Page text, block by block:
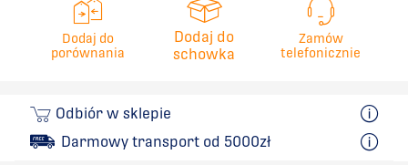
Dodaj do
porównania
Dodaj do
schowka
Zamów
telefonicznie
Odbiór w sklepie
Darmowy transport od 5000zł